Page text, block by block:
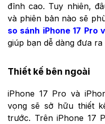
đỉnh cao. Tuy nhiên,
và phiên bản nào sẽ
so sánh iPhone 17 Pro
giúp bạn dễ dàng đưa
Thiết kế bên ngoài
iPhone 17 Pro và
vọng sẽ sở hữu thiết
trước. Trên iPhone 17